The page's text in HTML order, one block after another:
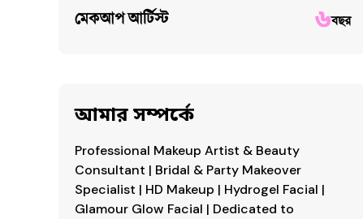
মেকআপ আর্টিস্ট ৬বছর
আমার সম্পর্কে
Professional Makeup Artist & Beauty
Consultant | Bridal & Party Makeover
Specialist | HD Makeup | Hydrogel Facial |
Glamour Glow Facial | Dedicated to